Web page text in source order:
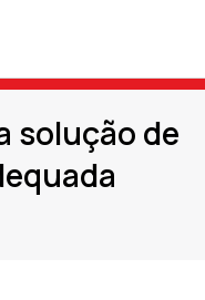
solução de